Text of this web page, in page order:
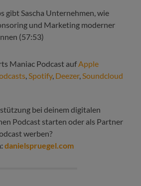
gibt Sascha Unternehmen, wie
und Marketing moderner
(57:53)
Maniac Podcast aufApple
,Spotify, Deezer,Soundcloud
bei deinem digitalen
Podcast starten oder als Partner
werben?
danielspruegel.com